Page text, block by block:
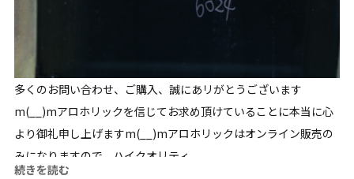
多くのお問い合わせ、ご購入、誠にあリがとうございます
m(__)mアロホリックを信じてお求め頂けていることに本当に心
より御礼申し上げますm(__)mアロホリックはオンライン販売の
みになりますので、ハイクオリティ...
続きを読む